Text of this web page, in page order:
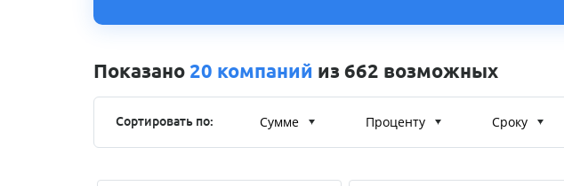
Показано 20 компаний из 662 возможных
Сортировать по: Сумме Проценту Сроку